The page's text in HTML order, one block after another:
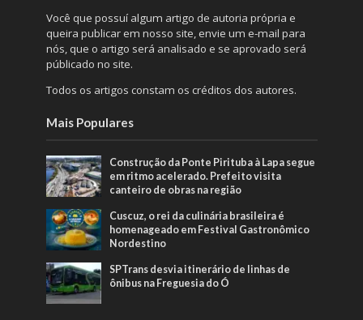
Você que possuí algum artigo de autoria própria e
queira publicar em nosso site, envie um e-mail para
nós, que o artigo será analisado e se aprovado será
públicado no site.
Todos os artigos constam os créditos dos autores.
Mais Populares
Construção da Ponte Pirituba à Lapa segue
em ritmo acelerado. Prefeito visita
canteiro de obras na região
Cuscuz, o rei da culinária brasileira é
homenageado em Festival Gastronômico
Nordestino
SPTrans desvia itinerário de linhas de
ônibus na Freguesia do Ó